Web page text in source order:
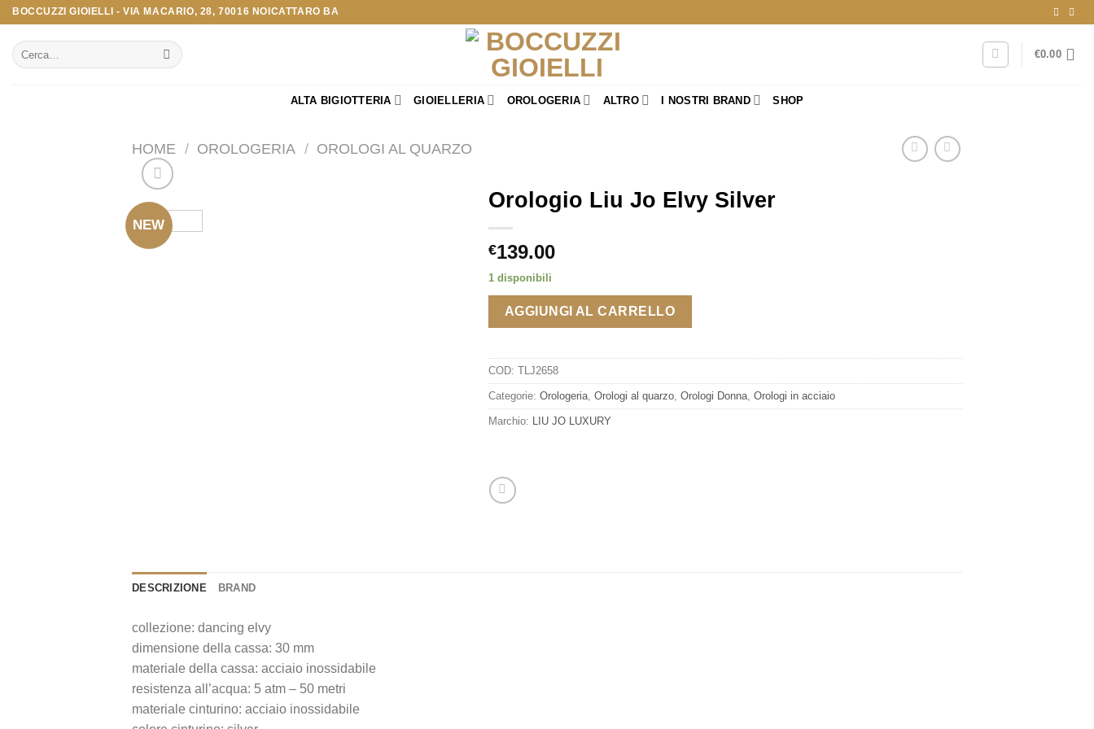
Salta
contenuti
BOCCUZZI GIOIELLI - VIA MACARIO, 28, 70016 NOICATTARO BA
Cerca:
€0.00
ALTA BIGIOTTERIA GIOIELLERIA OROLOGERIA ALTRO I NOSTRI BRAND SHOP
HOME / OROLOGERIA / OROLOGI AL QUARZO
NEW
Orologio Liu Jo Elvy Silver
€139.00
1 disponibili
AGGIUNGI AL CARRELLO
COD: TLJ2658
Categorie: Orologeria, Orologi al quarzo, Orologi Donna, Orologi in acciaio
Marchio: LIU JO LUXURY
DESCRIZIONE BRAND
collezione: dancing elvy
dimensione della cassa: 30 mm
materiale della cassa: acciaio inossidabile
resistenza all’acqua: 5 atm – 50 metri
materiale cinturino: acciaio inossidabile